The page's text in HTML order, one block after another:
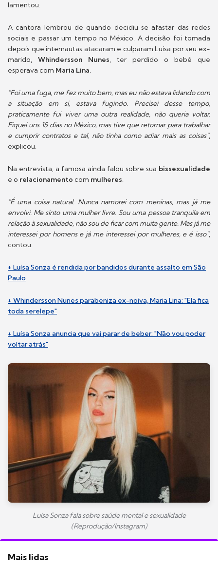
lamentou.
A cantora lembrou de quando decidiu se afastar das redes
sociais e passar um tempo no México. A decisão foi tomada
depois que internautas atacaram e culparam Luísa por seu ex-
marido, Whindersson Nunes, ter perdido o bebê que
esperava com Maria Lina.
"Foi uma fuga, me fez muito bem, mas eu não estava lidando com
a situação em si, estava fugindo. Precisei desse tempo,
praticamente fui viver uma outra realidade, não queria voltar.
Fiquei uns 15 dias no México, mas tive que retornar para trabalhar
e cumprir contratos e tal, não tinha como adiar mais as coisas",
explicou.
Na entrevista, a famosa ainda falou sobre sua bissexualidade
e o relacionamento com mulheres.
"É uma coisa natural. Nunca namorei com meninas, mas já me
envolvi. Me sinto uma mulher livre. Sou uma pessoa tranquila em
relação à sexualidade, não sou de ficar com muita gente. Mas já me
interessei por homens e já me interessei por mulheres, e é isso",
contou.
+ Luísa Sonza é rendida por bandidos durante assalto em São
Paulo
+ Whindersson Nunes parabeniza ex-noiva, Maria Lina: "Ela fica
toda serelepe"
+ Luísa Sonza anuncia que vai parar de beber: "Não vou poder
voltar atrás"
Luísa Sonza fala sobre saúde mental e sexualidade
(Reprodução/Instagram)
Mais lidas